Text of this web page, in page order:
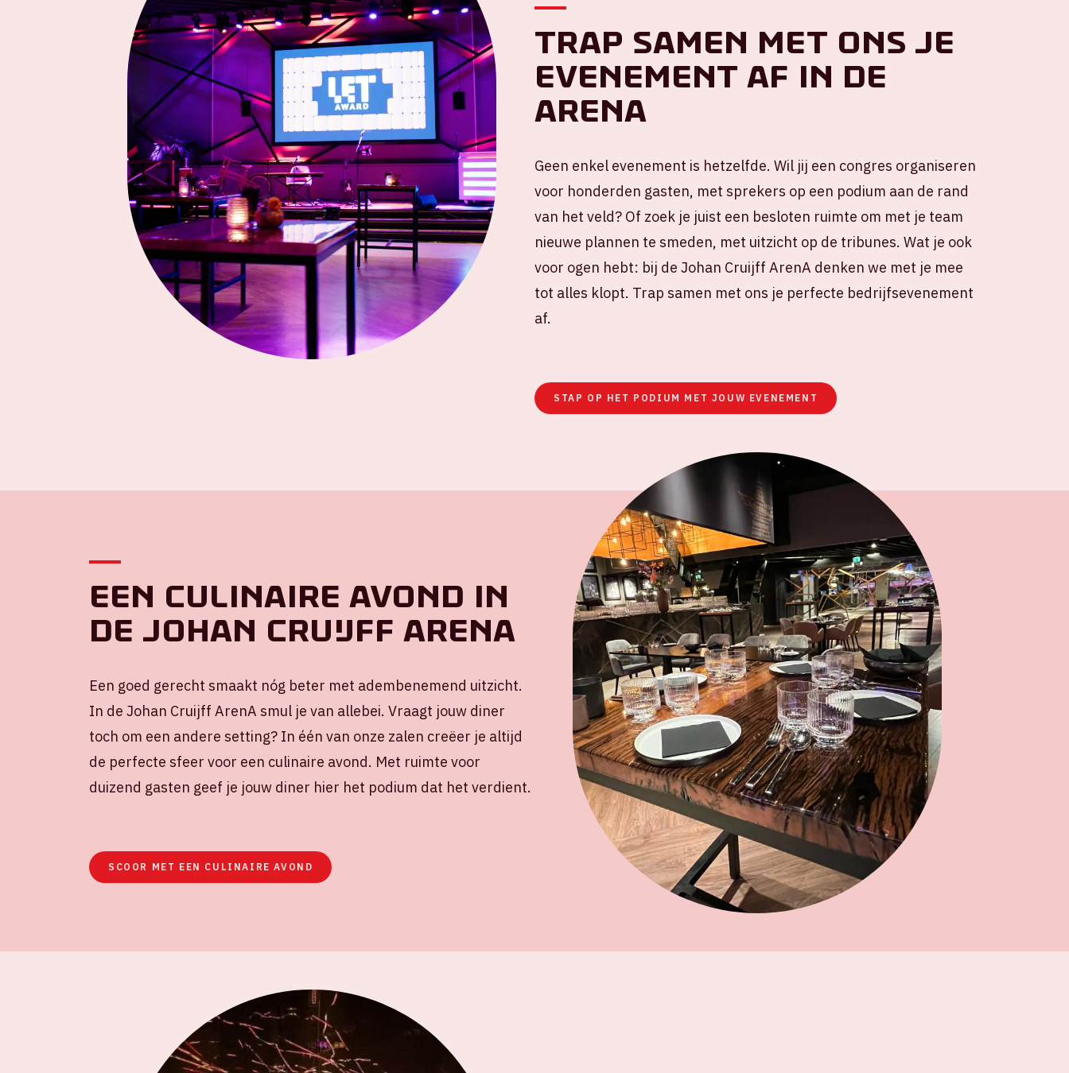
Trap samen met ons je
evenement af in de
ArenA
Geen enkel evenement is hetzelfde. Wil jij een congres organiseren
voor honderden gasten, met sprekers op een podium aan de rand
van het veld? Of zoek je juist een besloten ruimte om met je team
nieuwe plannen te smeden, met uitzicht op de tribunes. Wat je ook
voor ogen hebt: bij de Johan Cruijff ArenA denken we met je mee
tot alles klopt. Trap samen met ons je perfecte bedrijfsevenement
af.
STAP OP HET PODIUM MET JOUW EVENEMENT
Een culinaire avond in
de Johan Cruijff ArenA
Een goed gerecht smaakt nóg beter met adembenemend uitzicht.
In de Johan Cruijff ArenA smul je van allebei. Vraagt jouw diner
toch om een andere setting? In één van onze zalen creëer je altijd
de perfecte sfeer voor een culinaire avond. Met ruimte voor
duizend gasten geef je jouw diner hier het podium dat het verdient.
SCOOR MET EEN CULINAIRE AVOND